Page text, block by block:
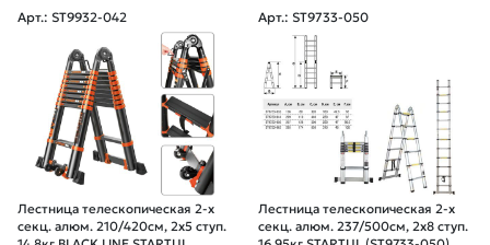
Арт.: ST9932-042
Лестница телескопическая 2-х
секц. алюм. 210/420см, 2х5 ступ.
Арт.: ST9733-050
Лестница телескопическая 2-х
секц. алюм. 237/500см, 2х8 ступ.